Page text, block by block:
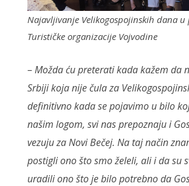
Najavljivanje Velikogospojinskih dana
Turističke organizacije Vojvodine
–Možda ću preterati kada kažem da
Srbiji koja nije čula za
definitivno kada se pojavimo u bilo
našim logom, svi nas prepoznaju i
vezuju za Novi Bečej. Na taj način
postigli ono što smo želeli, ali i da su
uradili ono što je bilo potrebno da